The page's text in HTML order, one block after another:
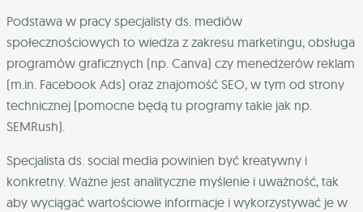
Podstawa w pracy specjalisty ds. mediów
społecznościowych to wiedza z zakresu marketingu, obsługa
programów graficznych (np. Canva) czy menedżerów reklam
(m.in. Facebook Ads) oraz znajomość SEO, w tym od strony
technicznej (pomocne będą tu programy takie jak np.
SEMRush).
Specjalista ds. social media powinien być kreatywny i
konkretny. Ważne jest analityczne myślenie i uważność, tak
aby wyciągać wartościowe informacje i wykorzystywać je w